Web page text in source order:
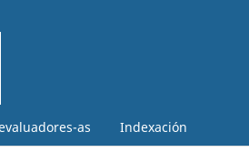
as Indexación